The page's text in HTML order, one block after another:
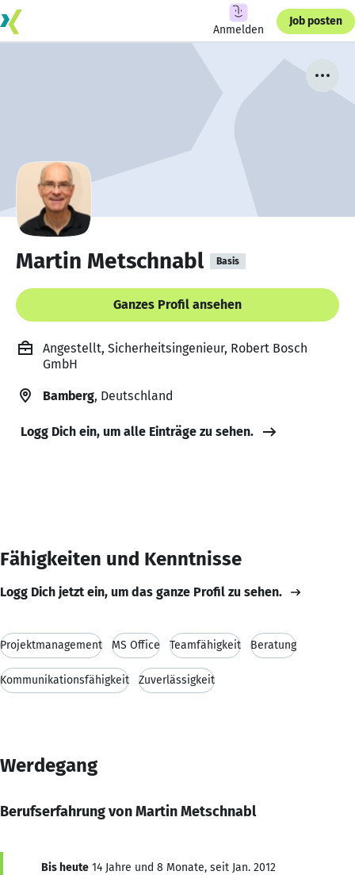
Anmelden
Job posten
Martin Metschnabl Basis
Ganzes Profil ansehen
Angestellt, Sicherheitsingenieur, Robert Bosch
GmbH
Bamberg, Deutschland
Logg Dich ein, um alle Einträge zu sehen.
Fähigkeiten und Kenntnisse
Logg Dich jetzt ein, um das ganze Profil zu sehen.
Projektmanagement MS Office Teamfähigkeit Beratung
Kommunikationsfähigkeit Zuverlässigkeit
Werdegang
Berufserfahrung von Martin Metschnabl
Bis heute 14 Jahre und 8 Monate, seit Jan. 2012